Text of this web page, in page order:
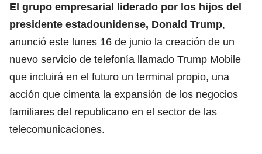
El grupo empresarial liderado por los hijos del
presidente estadounidense, Donald Trump,
anunció este lunes 16 de junio la creación de un
nuevo servicio de telefonía llamado Trump Mobile
que incluirá en el futuro un terminal propio, una
acción que cimenta la expansión de los negocios
familiares del republicano en el sector de las
telecomunicaciones.